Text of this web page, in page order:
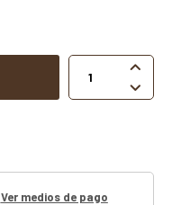


Ver medios de pago